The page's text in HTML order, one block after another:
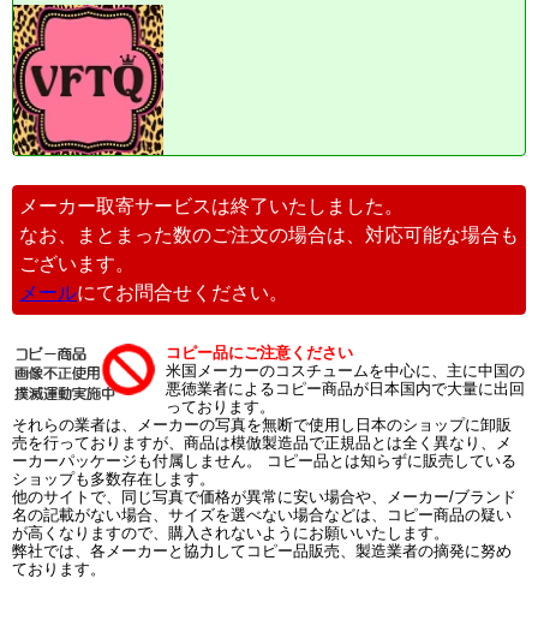
メーカー取寄サービスは終了いたしました。
なお、まとまった数のご注文の場合は、対応可能な場合も
ございます。
メールにてお問合せください。
コピー品にご注意ください
米国メーカーのコスチュームを中心に、主に中国の
悪徳業者によるコピー商品が日本国内で大量に出回
っております。
それらの業者は、メーカーの写真を無断で使用し日本のショップに卸販
売を行っておりますが、商品は模倣製造品で正規品とは全く異なり、メ
ーカーパッケージも付属しません。 コピー品とは知らずに販売している
ショップも多数存在します。
他のサイトで、同じ写真で価格が異常に安い場合や、メーカー/ブランド
名の記載がない場合、サイズを選べない場合などは、コピー商品の疑い
が高くなりますので、購入されないようにお願いいたします。
弊社では、各メーカーと協力してコピー品販売、製造業者の摘発に努め
ております。